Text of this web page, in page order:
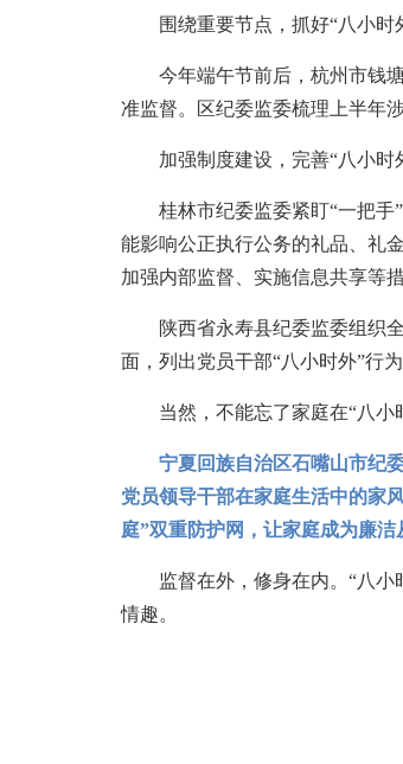
围绕重要节点，抓好“八小时
今年端午节前后，杭州市钱塘
准监督。区纪委监委梳理上半年
加强制度建设，完善“八小时
桂林市纪委监委紧盯“一把手”
能影响公正执行公务的礼品、礼
加强内部监督、实施信息共享等
陕西省永寿县纪委监委组织全
面，列出党员干部“八小时外”行
当然，不能忘了家庭在“八小
宁夏回族自治区石嘴山市纪
党员领导干部在家庭生活中的家
庭”双重防护网，让家庭成为廉洁
监督在外，修身在内。“八小时
情趣。